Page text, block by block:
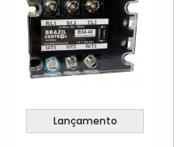
Lançamento